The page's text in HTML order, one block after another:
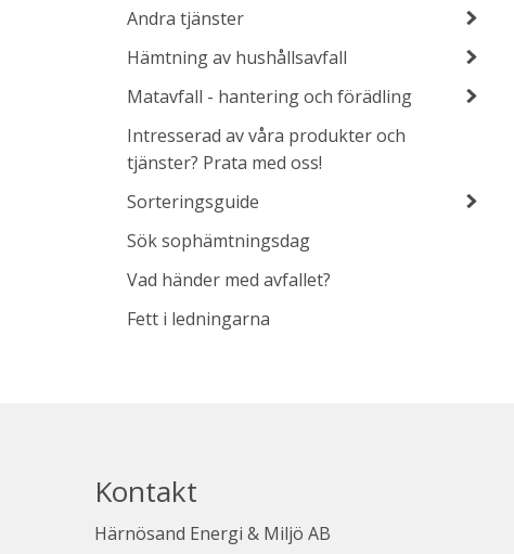
Andra tjänster
Hämtning av hushållsavfall
Matavfall - hantering och förädling
Intresserad av våra produkter och
tjänster? Prata med oss!
Sorteringsguide
Sök sophämtningsdag
Vad händer med avfallet?
Fett i ledningarna
Kontakt
Härnösand Energi & Miljö AB